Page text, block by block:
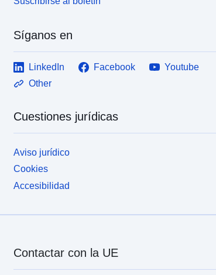
Síganos en
LinkedIn Facebook
Youtube
Other
Cuestiones jurídicas
Aviso jurídico
Cookies
Accesibilidad
Contactar con la UE